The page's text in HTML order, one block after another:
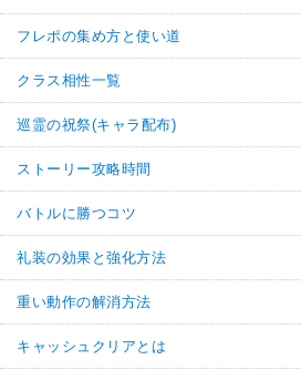
フレポの集め方と使い道
クラス相性一覧
巡霊の祝祭(キャラ配布)
ストーリー攻略時間
バトルに勝つコツ
礼装の効果と強化方法
重い動作の解消方法
キャッシュクリアとは